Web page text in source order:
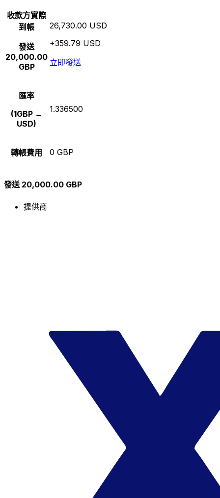
收款方實際
到帳
發送
20,000.00
GBP
26,730.00 USD
+359.79 USD
立即發送
匯率
(1GBP →
USD)
1.336500
轉帳費用 0 GBP
發送 20,000.00 GBP
提供商